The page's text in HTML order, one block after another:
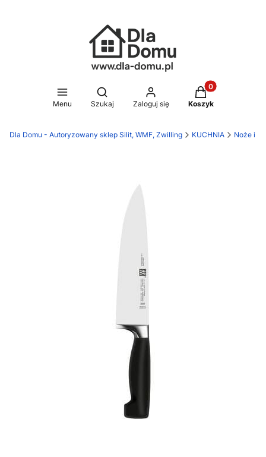
Menu
Otwórz wyszukiwarkę
Szukaj Zaloguj się
Produkty w
Koszyk
Dla Domu - Autoryzowany sklep Silit, WMF, Zwilling KUCHNIA Noże i